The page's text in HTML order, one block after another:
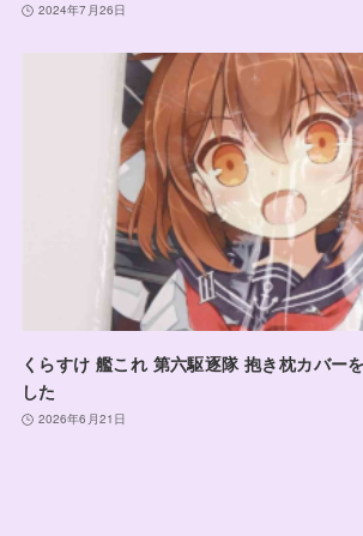
2024年7月26日
くらすけ 艦これ 第六駆逐隊 抱き枕カバー
した
2026年6月21日